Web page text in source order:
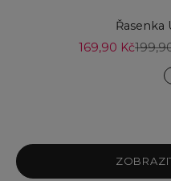
Přidat do košíku
Řasenka
Prodejní cena
169,90 Kč